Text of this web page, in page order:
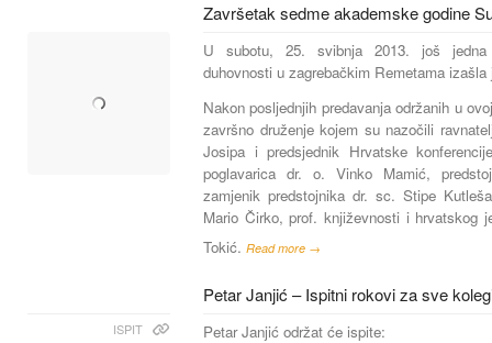
Završetak sedme akademske godine
U subotu, 25. svibnja 2013. još jedna
duhovnosti u zagrebačkim Remetama
Nakon posljednjih predavanja održanih u
završno druženje kojem su nazočili
Josipa i predsjednik Hrvatske
poglavarica dr. o. Vinko Mamić,
zamjenik predstojnika dr. sc. Stipe
Mario Čirko, prof. književnosti i hrvatskog
Tokić. Read more →
Petar Janjić – Ispitni rokovi za sve
ISPIT
Petar Janjić održat će ispite: